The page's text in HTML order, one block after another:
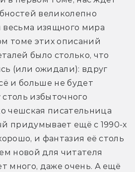
великолепно
весьма изящного мира
томе этих описаний
было столько, что
(или ожидали): вдруг
и больше не будет
избыточного
чешская писательница
придумывает ещё с 1990-х
и фантазия её столь
новой для читателя
много, даже очень. А ещё